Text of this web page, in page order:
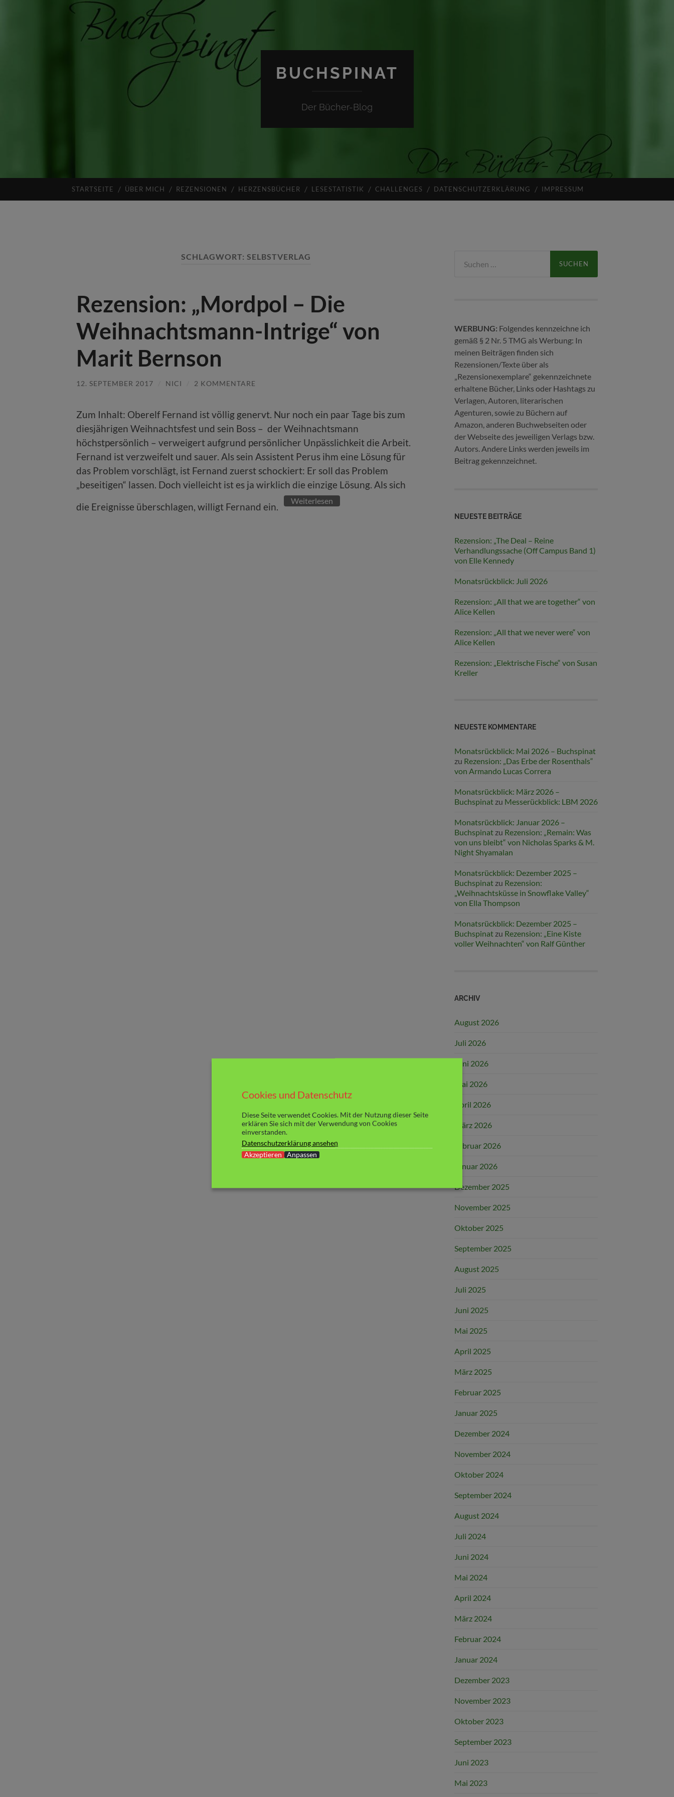
BUCHSPINAT
Der Bücher-Blog
STARTSEITE ÜBER MICH REZENSIONEN HERZENSBÜCHER LESESTATISTIK CHALLENGES DATENSCHUTZERKLÄRUNG IMPRESSUM
SCHLAGWORT: SELBSTVERLAG
Rezension: „Mordpol – Die
Weihnachtsmann-Intrige“ von
Marit Bernson
12. SEPTEMBER 2017 NICI 2 KOMMENTARE
Zum Inhalt: Oberelf Fernand ist völlig genervt. Nur noch ein paar Tage bis zum
diesjährigen Weihnachtsfest und sein Boss – der Weihnachtsmann
höchstpersönlich – verweigert aufgrund persönlicher Unpässlichkeit die Arbeit.
Fernand ist verzweifelt und sauer. Als sein Assistent Perus ihm eine Lösung für
das Problem vorschlägt, ist Fernand zuerst schockiert: Er soll das Problem
„beseitigen“ lassen. Doch vielleicht ist es ja wirklich die einzige Lösung. Als sich
die Ereignisse überschlagen, willigt Fernand ein.
Weiterlesen
nach:
WERBUNG: Folgendes kennzeichne ich
gemäß § 2 Nr. 5 TMG als Werbung: In
meinen Beiträgen finden sich
Rezensionen/Texte über als
„Rezensionexemplare“ gekennzeichnete
erhaltene Bücher, Links oder Hashtags zu
Verlagen, Autoren, literarischen
Agenturen, sowie zu Büchern auf
Amazon, anderen Buchwebseiten oder
der Webseite des jeweiligen Verlags bzw.
Autors. Andere Links werden jeweils im
Beitrag gekennzeichnet.
NEUESTE BEITRÄGE
Rezension: „The Deal – Reine
Verhandlungssache (Off Campus Band 1)
von Elle Kennedy
Monatsrückblick: Juli 2026
Rezension: „All that we are together“ von
Alice Kellen
Rezension: „All that we never were“ von
Alice Kellen
Rezension: „Elektrische Fische“ von Susan
Kreller
NEUESTE KOMMENTARE
Monatsrückblick: Mai 2026 – Buchspinat
zu Rezension: „Das Erbe der Rosenthals“
von Armando Lucas Correra
Monatsrückblick: März 2026 –
Buchspinat zu Messerückblick: LBM 2026
Monatsrückblick: Januar 2026 –
Buchspinat zu Rezension: „Remain: Was
von uns bleibt“ von Nicholas Sparks & M.
Night Shyamalan
Monatsrückblick: Dezember 2025 –
Buchspinat zu Rezension:
„Weihnachtsküsse in Snowflake Valley“
von Ella Thompson
Monatsrückblick: Dezember 2025 –
Buchspinat zu Rezension: „Eine Kiste
voller Weihnachten“ von Ralf Günther
ARCHIV
August 2026
Juli 2026
Juni 2026
Mai 2026
April 2026
März 2026
Februar 2026
Januar 2026
Dezember 2025
November 2025
Oktober 2025
September 2025
August 2025
Juli 2025
Juni 2025
Mai 2025
April 2025
März 2025
Februar 2025
Januar 2025
Dezember 2024
November 2024
Oktober 2024
September 2024
August 2024
Juli 2024
Juni 2024
Mai 2024
April 2024
März 2024
Februar 2024
Januar 2024
Dezember 2023
November 2023
Oktober 2023
September 2023
Juni 2023
Mai 2023
Cookies und Datenschutz
Diese Seite verwendet Cookies. Mit der Nutzung dieser Seite
erklären Sie sich mit der Verwendung von Cookies
einverstanden.
Datenschutzerklärung ansehen
Akzeptieren
Anpassen